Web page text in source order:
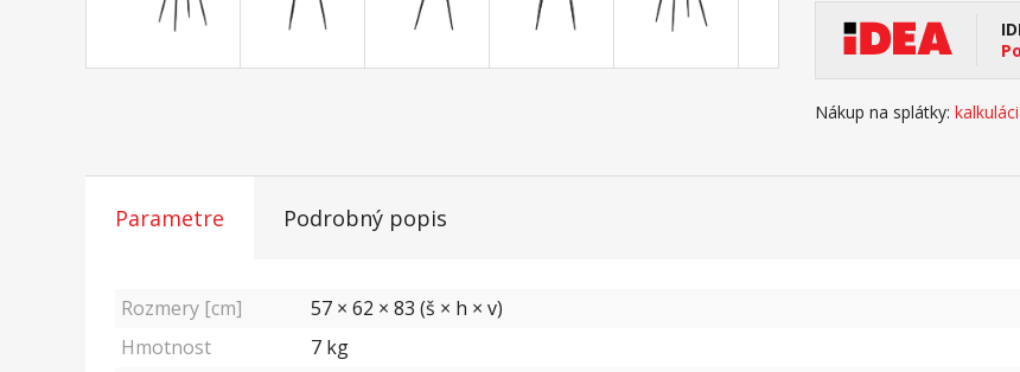
Nákup na splátky:
Parametre Podrobný popis
Rozmery [cm]
57 × 62 × 83 (š × h × v)
Hmotnost
7 kg